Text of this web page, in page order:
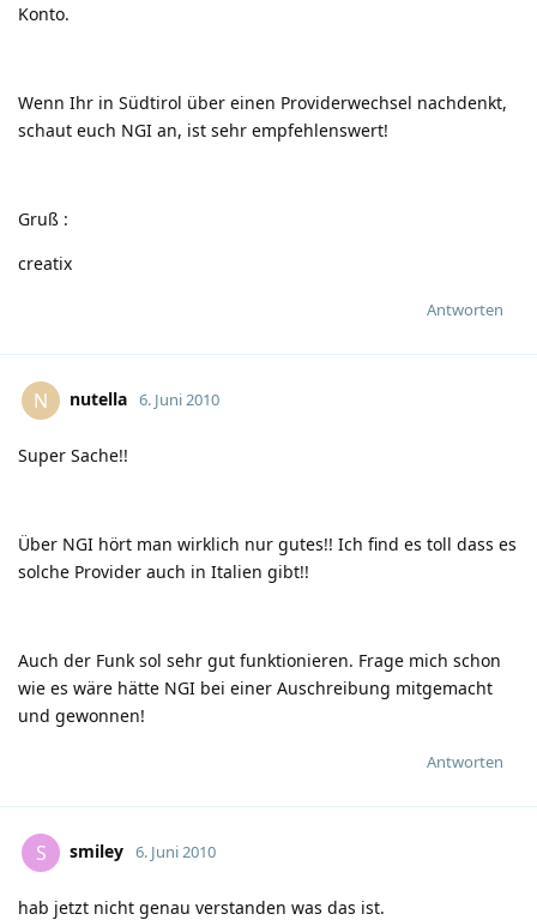
Konto.
Wenn Ihr in Südtirol über einen Providerwechsel nachdenkt,
schaut euch NGI an, ist sehr empfehlenswert!
Gruß :
creatix
Antworten
N nutella 6. Juni 2010
Super Sache!!
Über NGI hört man wirklich nur gutes!! Ich find es toll dass es
solche Provider auch in Italien gibt!!
Auch der Funk sol sehr gut funktionieren. Frage mich schon
wie es wäre hätte NGI bei einer Auschreibung mitgemacht
und gewonnen!
Antworten
S smiley 6. Juni 2010
hab jetzt nicht genau verstanden was das ist.